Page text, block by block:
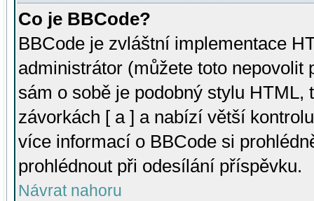
Co je BBCode?
BBCode je zvláštní implementace
administrátor (můžete toto
sám o sobě je podobný stylu HTML,
závorkách [ a ] a nabízí větší
více informací o BBCode si
prohlédnout při odesílání příspěvku.
Návrat nahoru